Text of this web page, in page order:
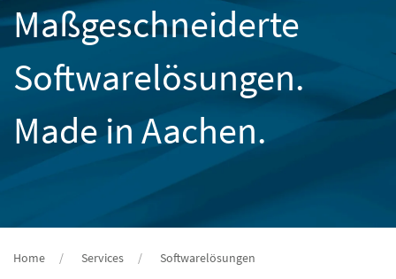
Maßgeschneiderte
Softwarelösungen.
Made in Aachen.
Home Services Softwarelösungen